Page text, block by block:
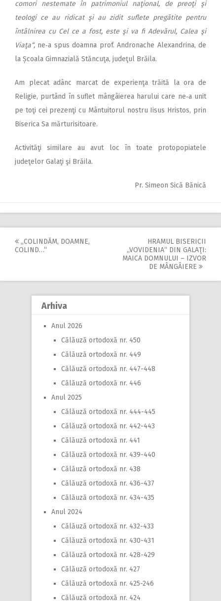
comori nestemate în patrimoniul naţional, de preoţi şi
teologi ce au ridicat şi au zidit suflete pregătite pentru
întâlnirea cu Cel ce a fost, este şi va fi Adevărul, Calea şi
Viaţa“, ne‑a spus doamna prof. Andronache Alexandrina, de
la Școala Gimnazială Stăncuţa, judeţul Brăila.
Am plecat adânc marcat de experienţa trăită la ora de
Religie, purtând în suflet mângâierea harului care ne‑a unit
pe toţi cei prezenţi cu Mântuitorul nostru Iisus Hristos, prin
Biserica Sa mărturisitoare.
Activităţi similare au avut loc în toate protopopiatele
judeţelor Galaţi şi Brăila.
Pr. Simeon Sică Bănică
Post
„COLINDĂM, DOAMNE,
COLIND…“
HRAMUL BISERICII
„VOVIDENIA“ DIN GALAŢI:
MAICA DOMNULUI – IZVOR
DE MÂNGÂIERE
Arhiva
Anul 2026
Călăuză ortodoxă nr. 450
Călăuză ortodoxă nr. 449
Călăuză ortodoxă nr. 447-448
Călăuză ortodoxă nr. 446
Anul 2025
Călăuză ortodoxă nr. 444-445
Călăuză ortodoxă nr. 442-443
Călăuză ortodoxă nr. 441
Călăuză ortodoxă nr. 439-440
Călăuză ortodoxă nr. 438
Călăuză ortodoxă nr. 436-437
Călăuză ortodoxă nr. 434-435
Anul 2024
Călăuză ortodoxă nr. 432-433
Călăuză ortodoxă nr. 430-431
Călăuză ortodoxă nr. 428-429
Călăuză ortodoxă nr. 427
Călăuză ortodoxă nr. 425-246
Călăuză ortodoxă nr. 424